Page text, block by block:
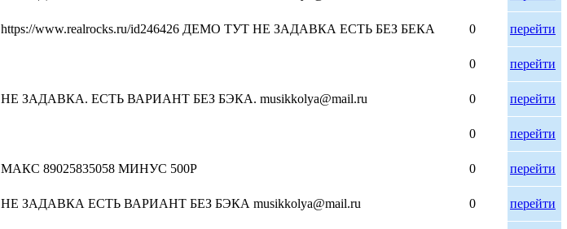
https://www.realrocks.ru/id246426 ДЕМО ТУТ НЕ ЗАДАВКА ЕСТЬ БЕЗ БЕКА 0
перейти
0
перейти
НЕ ЗАДАВКА. ЕСТЬ ВАРИАНТ БЕЗ БЭКА. musikkolya@mail.ru 0
перейти
0
перейти
МАКС 89025835058 МИНУС 500Р 0
перейти
НЕ ЗАДАВКА ЕСТЬ ВАРИАНТ БЕЗ БЭКА musikkolya@mail.ru 0
перейти